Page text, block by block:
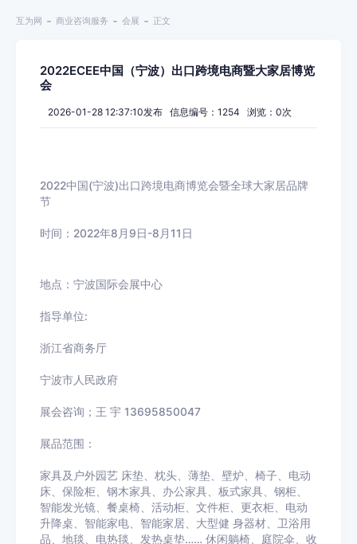
互为网 商业咨询服务 会展 正文
2022ECEE中国（宁波）出口跨境电商暨大家居博览
会
2026-01-28 12:37:10发布 信息编号：1254 浏览： 0次
2022中国(宁波)出口跨境电商博览会暨全球大家居品牌
节
时间： 2022年8 月 9日 -8 月11 日
地点：宁波国际会展中心
指导单位:
浙江省商务厅
宁波市人民政府
展会咨询；王 宇 13695850047
展品范围：
家具及户外园艺 床垫、枕头、薄垫、壁炉、椅子、电动
床、保险柜、钢木家具、办公家具、板式家具、钢柜、
智能发光镜、餐桌椅、活动柜、文件柜、更衣柜、电动
升降桌、智能家电、智能家居、大型健 身器材、卫浴用
品、地毯、电热毯、发热桌垫…… 休闲躺椅、庭院伞、收